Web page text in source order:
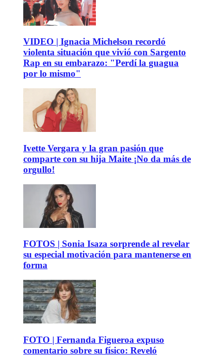
VIDEO | Ignacia Michelson recordó
violenta situación que vivió con Sargento
Rap en su embarazo: "Perdí la guagua
por lo mismo"
Ivette Vergara y la gran pasión que
comparte con su hija Maite ¡No da más de
orgullo!
FOTOS | Sonia Isaza sorprende al revelar
su especial motivación para mantenerse en
forma
FOTO | Fernanda Figueroa expuso
comentario sobre su físico: Reveló